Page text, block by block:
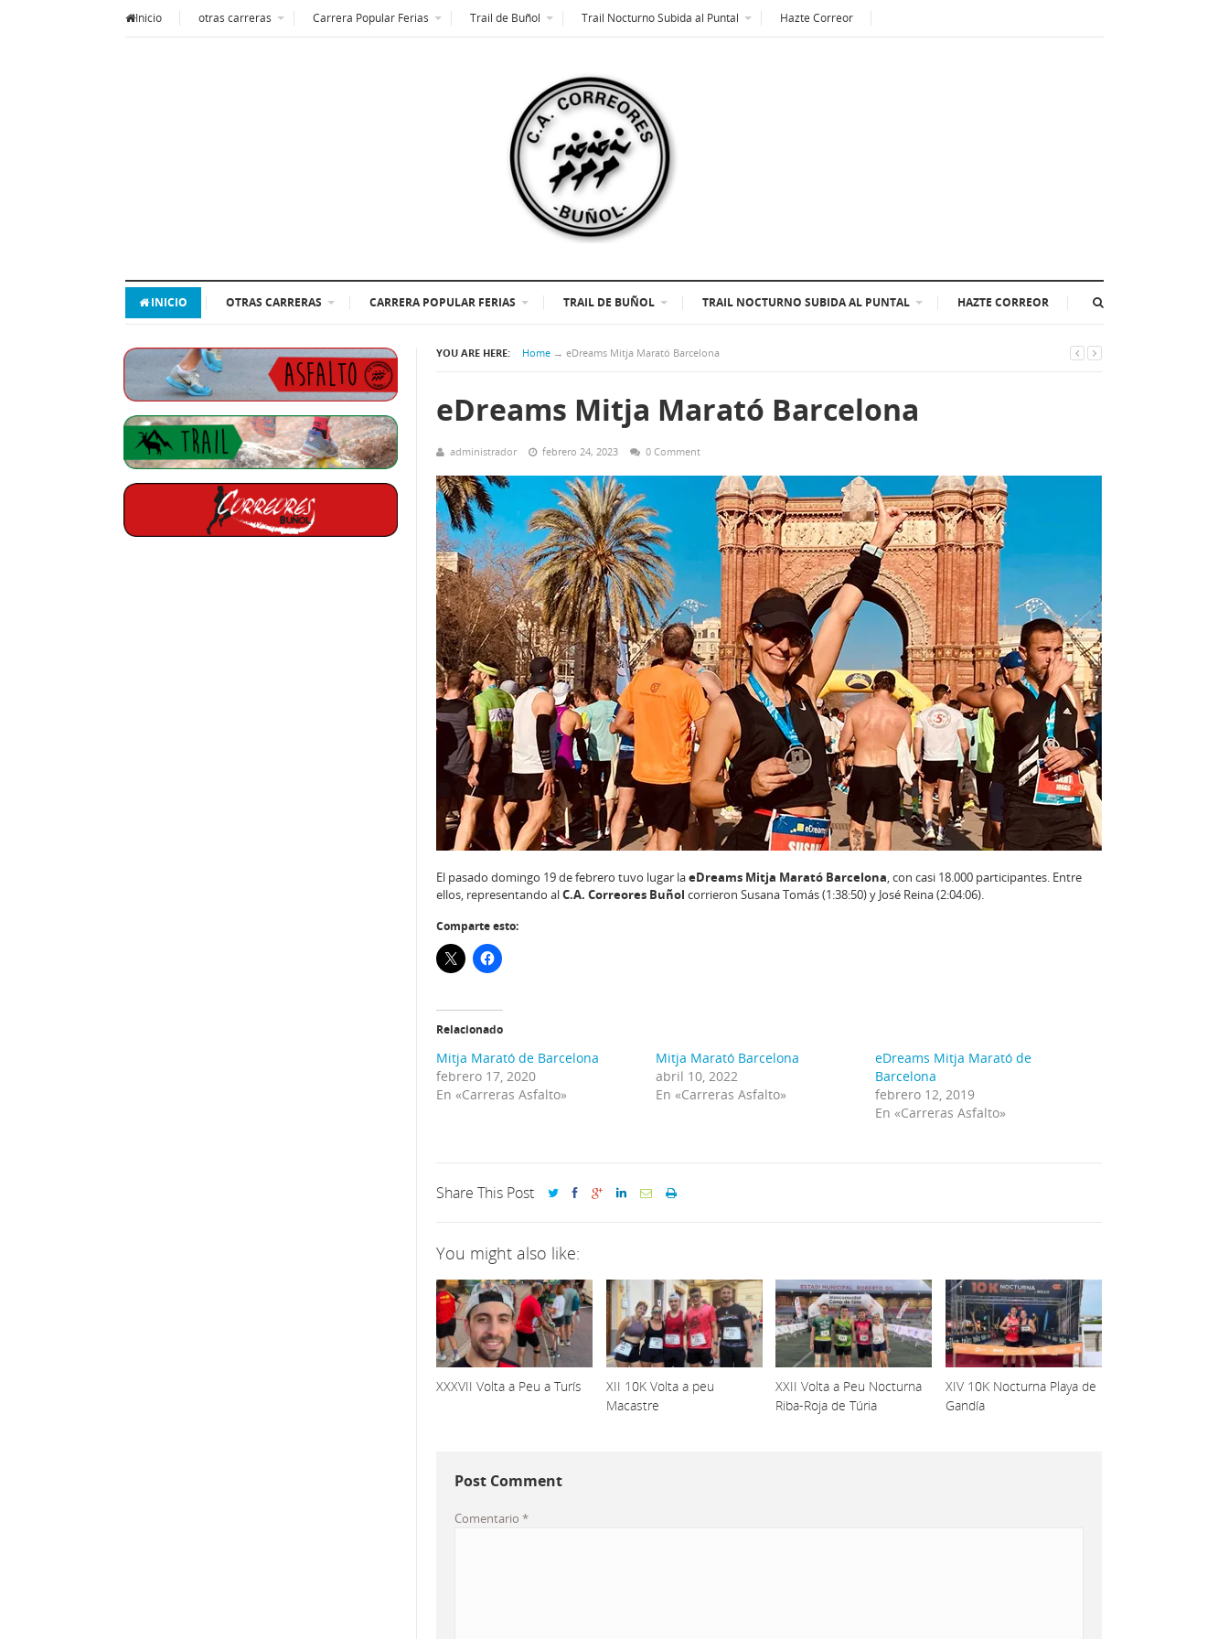
Inicio otras carreras Carrera Popular Ferias Trail de Buñol Trail Nocturno Subida al Puntal Hazte Correor
INICIO OTRAS CARRERAS CARRERA POPULAR FERIAS TRAIL DE BUÑOL TRAIL NOCTURNO SUBIDA AL PUNTAL HAZTE CORREOR
YOU ARE HERE: Home → eDreams Mitja Marató Barcelona
eDreams Mitja Marató Barcelona
administrador febrero 24, 2023 0 Comment
El pasado domingo 19 de febrero tuvo lugar laeDreams Mitja Marató Barcelona, con casi 18.000 participantes. Entre
ellos, representando alC.A. Correores Buñol corrieron Susana Tomás (1:38:50) y José Reina (2:04:06).
Comparte esto:
Relacionado
Mitja Marató de Barcelona
febrero 17, 2020
En «Carreras Asfalto»
Mitja Marató Barcelona
abril 10, 2022
En «Carreras Asfalto»
eDreams Mitja Marató de
Barcelona
febrero 12, 2019
En «Carreras Asfalto»
Share This Post
You might also like:
XXXVII Volta a Peu a Turís
XII 10K Volta a peu
Macastre
XXII Volta a Peu Nocturna
Riba-Roja de Túria
XIV 10K Nocturna Playa de
Gandía
Post Comment
Comentario *